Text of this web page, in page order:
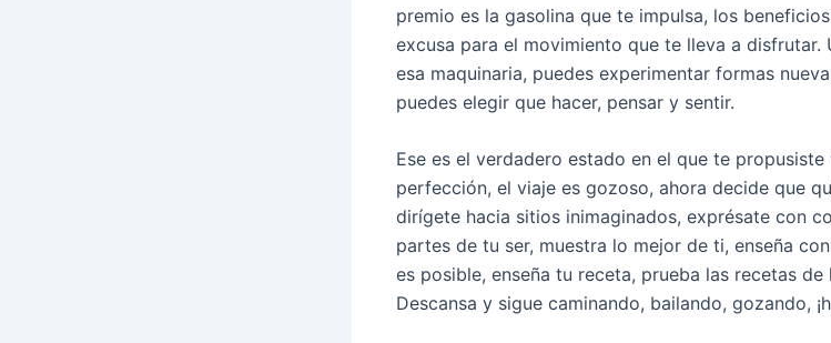
premio es la gasolina que te impulsa, los
excusa para el movimiento que te lleva a disfrutar.
esa maquinaria, puedes experimentar formas
puedes elegir que hacer, pensar y sentir.
Ese es el verdadero estado en el que te
perfección, el viaje es gozoso, ahora decide que
dirígete hacia sitios inimaginados, exprésate con
partes de tu ser, muestra lo mejor de ti, enseña
es posible, enseña tu receta, prueba las recetas
Descansa y sigue caminando, bailando, gozando,